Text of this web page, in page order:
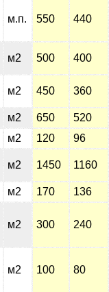
м.п. 550 440
м2 500 400
м2 450 360
м2 650 520
м2 120 96
м2 1450 1160
м2 170 136
м2 300 240
м2 100 80